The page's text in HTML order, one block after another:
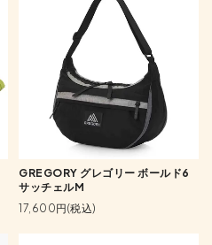
GREGORY グレゴリー ボールド6
サッチェルM
17,600円(税込)